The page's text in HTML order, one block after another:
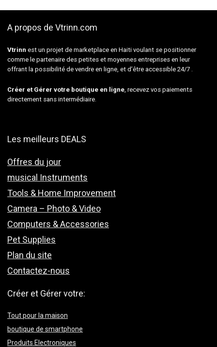
A propos de Vtrinn.com
Vtrinn est un projet de marketplace en Haiti voulant se positionner
comme le partenaire des petites et moyennes entreprises en leur
offrant la possibilité de vendre en ligne, et d’être accessible 24/7 .
Créer et Gérer votre boutique en ligne , recevez vos paiements
directement sans intermédiaire.
Les meilleurs DEALS
Offres du jour
musical Instruments
Tools & Home Improvement
Camera – Photo & Video
Computers & Accessories
Pet Supplies
Plan du site
Contactez-nous
Créer et Gérer votre:
Tout pour la maison
boutique de smartphone
Produits Electroniques